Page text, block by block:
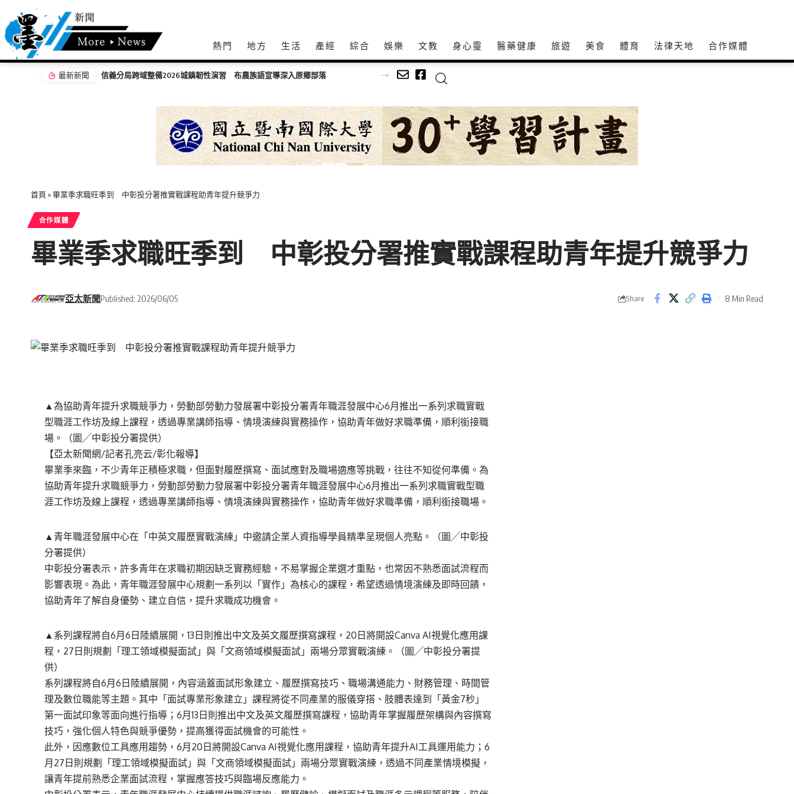
熱門 地方 生活 產經 綜合 娛樂 文教 身心𩆜 醫藥健康 旅遊 美食 體育 法律天地 合作媒體
最新新聞 信義分局跨域整備2026城鎮韌性演習 布農族語宣導深入原鄉部落
首頁 »畢業季求職旺季到 中彰投分署推實戰課程助青年提升競爭力
合作媒體
畢業季求職旺季到 中彰投分署推實戰課程助青年提升競爭力
亞太新聞Published: 2026/06/05 Share 8 Min Read
▲為協助青年提升求職競爭力，勞動部勞動力發展署中彰投分署青年職涯發展中心6月推出一系列求職實戰
型職涯工作坊及線上課程，透過專業講師指導、情境演練與實務操作，協助青年做好求職準備，順利銜接職
場。（圖╱中彰投分署提供）
【亞太新聞網/記者孔亮云/彰化報導】
畢業季來臨，不少青年正積極求職，但面對履歷撰寫、面試應對及職場適應等挑戰，往往不知從何準備。為
協助青年提升求職競爭力，勞動部勞動力發展署中彰投分署青年職涯發展中心6月推出一系列求職實戰型職
涯工作坊及線上課程，透過專業講師指導、情境演練與實務操作，協助青年做好求職準備，順利銜接職場。
▲青年職涯發展中心在「中英文履歷實戰演練」中邀請企業人資指導學員精準呈現個人亮點。（圖╱中彰投
分署提供）
中彰投分署表示，許多青年在求職初期因缺乏實務經驗，不易掌握企業選才重點，也常因不熟悉面試流程而
影響表現。為此，青年職涯發展中心規劃一系列以「實作」為核心的課程，希望透過情境演練及即時回饋，
協助青年了解自身優勢、建立自信，提升求職成功機會。
▲系列課程將自6月6日陸續展開，13日則推出中文及英文履歷撰寫課程，20日將開設Canva AI視覺化應用課
程，27日則規劃「理工領域模擬面試」與「文商領域模擬面試」兩場分眾實戰演練。（圖╱中彰投分署提
供）
系列課程將自6月6日陸續展開，內容涵蓋面試形象建立、履歷撰寫技巧、職場溝通能力、財務管理、時間管
理及數位職能等主題。其中「面試專業形象建立」課程將從不同產業的服儀穿搭、肢體表達到「黃金7秒」
第一面試印象等面向進行指導；6月13日則推出中文及英文履歷撰寫課程，協助青年掌握履歷架構與內容撰寫
技巧，強化個人特色與競爭優勢，提高獲得面試機會的可能性。
此外，因應數位工具應用趨勢，6月20日將開設Canva AI視覺化應用課程，協助青年提升AI工具運用能力；6
月27日則規劃「理工領域模擬面試」與「文商領域模擬面試」兩場分眾實戰演練，透過不同產業情境模擬，
讓青年提前熟悉企業面試流程，掌握應答技巧與臨場反應能力。